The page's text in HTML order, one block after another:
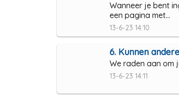
Wanneer je bent
een pagina met...
13-6-23 14:10
6. Kunnen
We raden aan om
13-6-23 14:11